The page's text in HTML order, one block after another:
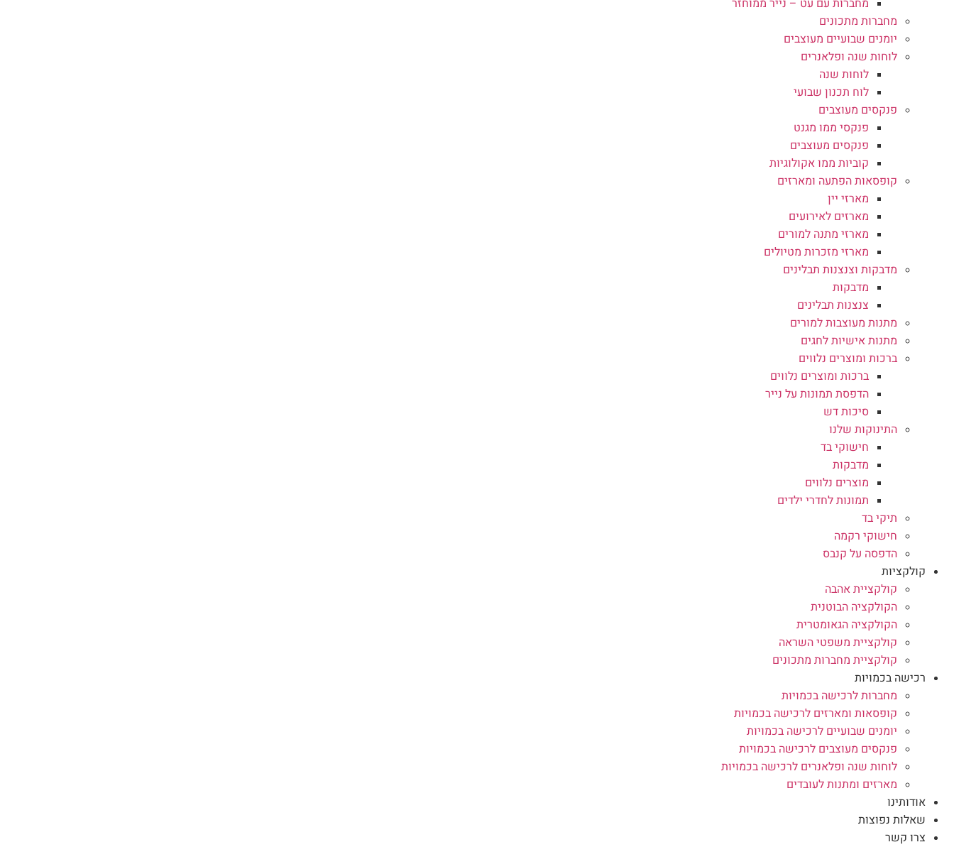
מחברות מתכונים
יומנים שבועיים מעוצבים
לוחות שנה ופלאנרים
לוחות שנה
לוח תכנון שבועי
פנקסים מעוצבים
פנקסי ממו מגנט
פנקסים מעוצבים
קוביות ממו אקולוגיות
קופסאות הפתעה ומארזים
מארזי יין
מארזים לאירועים
מארזי מתנה למורים
מארזי מזכרות מטיולים
מדבקות וצנצנות תבלינים
מדבקות
צנצנות תבלינים
מתנות מעוצבות למורים
מתנות אישיות לחגים
ברכות ומוצרים נלווים
ברכות ומוצרים נלווים
הדפסת תמונות על נייר
סיכות דש
התינוקות שלנו
חישוקי בד
מדבקות
מוצרים נלווים
תמונות לחדרי ילדים
תיקי בד
חישוקי רקמה
הדפסה על קנבס
קולקציות
קולקציית אהבה
הקולקציה הבוטנית
הקולקציה הגאומטרית
קולקציית משפטי השראה
קולקציית מחברות מתכונים
רכישה בכמויות
מחברות לרכישה בכמויות
קופסאות ומארזים לרכישה בכמויות
יומנים שבועיים לרכישה בכמויות
פנקסים מעוצבים לרכישה בכמויות
לוחות שנה ופלאנרים לרכישה בכמויות
מארזים ומתנות לעובדים
אודותינו
שאלות נפוצות
צרו קשר